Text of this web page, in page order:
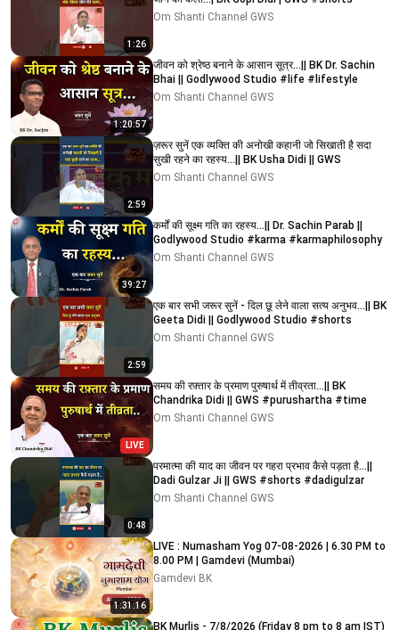
1:26
Om Shanti Channel GWS
1:20:57
जीवन को श्रेष्ठ बनाने के आसान सूत्र...|| BK Dr. Sachin
Bhai || Godlywood Studio #life #lifestyle
Om Shanti Channel GWS
2:59
ज़रूर सुनें एक व्यक्ति की अनोखी कहानी जो सिखाती है सदा
सुखी रहने का रहस्य...|| BK Usha Didi || GWS
Om Shanti Channel GWS
39:27
कर्मों की सूक्ष्म गति का रहस्य...|| Dr. Sachin Parab ||
Godlywood Studio #karma #karmaphilosophy
Om Shanti Channel GWS
2:59
एक बार सभी जरूर सुनें - दिल छू लेने वाला सत्य अनुभव...|| BK
Geeta Didi || Godlywood Studio #shorts
Om Shanti Channel GWS
LIVE
समय की रफ़्तार के प्रमाण पुरुषार्थ में तीव्रता...|| BK
Chandrika Didi || GWS #purushartha #time
Om Shanti Channel GWS
0:48
परमात्मा की याद का जीवन पर गहरा प्रभाव कैसे पड़ता है...||
Dadi Gulzar Ji || GWS #shorts #dadigulzar
Om Shanti Channel GWS
1:31:16
LIVE : Numasham Yog 07-08-2026 | 6.30 PM to
8.00 PM | Gamdevi (Mumbai)
Gamdevi BK
BK Murlis - 7/8/2026 (Friday 8 pm to 8 am IST)